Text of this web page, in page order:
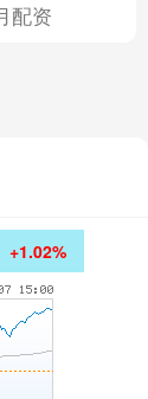
配资
+1.02%